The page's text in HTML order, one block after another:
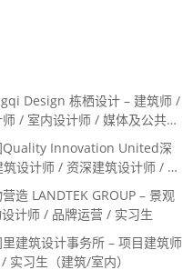
Design 栋栖设计 – 建筑师 /
/ 室内设计师 / 媒体及公共关
习生（常年招聘）
Quality Innovation United深
设计师 / 资深建筑设计师 / 室
实习生
营造 LANDTEK GROUP – 景观
计师 / 品牌运营 / 实习生
里建筑设计事务所 – 项目建筑师
实习生（建筑/室内）